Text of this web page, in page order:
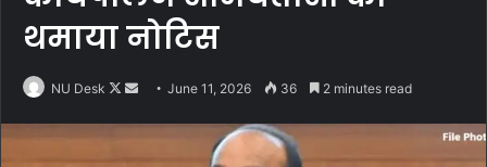
थमाया नोटिस
NU Desk
Follow
X
Send
email
June 11, 2026 36 2 minutes read